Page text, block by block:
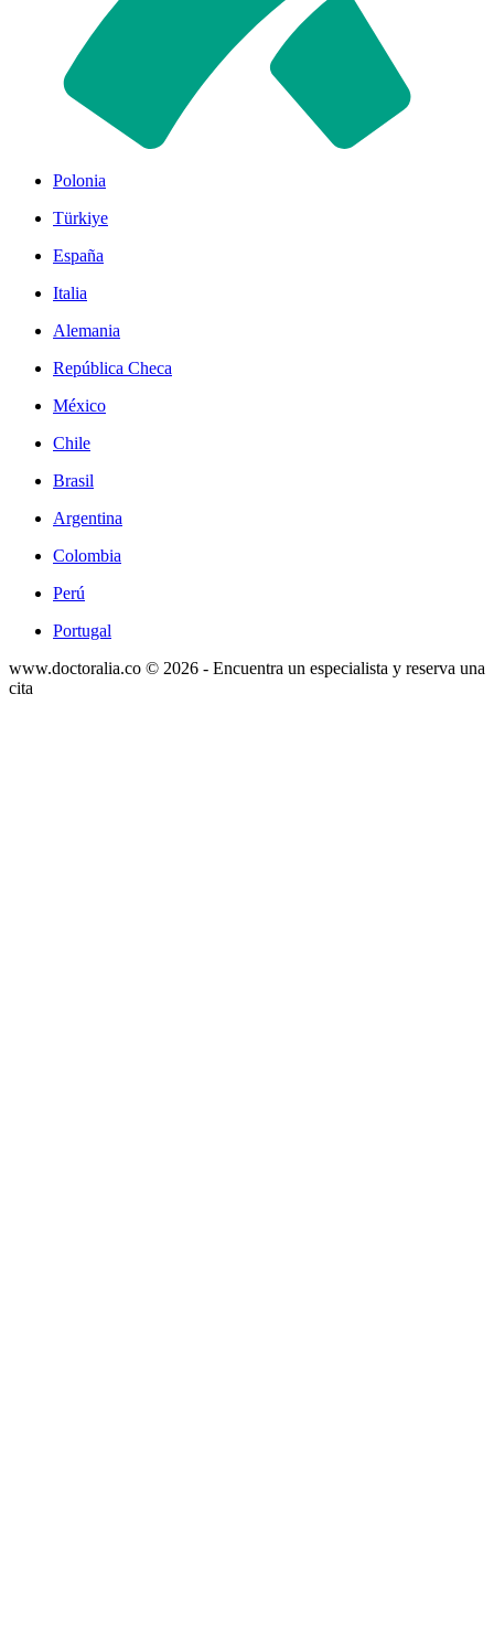
Polonia
Türkiye
España
Italia
Alemania
República Checa
México
Chile
Brasil
Argentina
Colombia
Perú
Portugal
www.doctoralia.co © 2026 - Encuentra un especialista y reserva una
cita